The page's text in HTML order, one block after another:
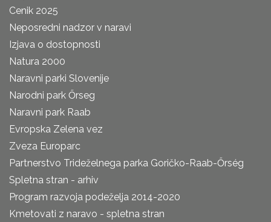
Cenik 2025
Neposredni nadzor v naravi
Izjava o dostopnosti
Natura 2000
Naravni parki Slovenije
Narodni park Őrseg
Naravni park Raab
Evropska Zelena vez
Zveza Europarc
Partnerstvo Trideželnega parka Goričko-Raab-Őrség
Spletna stran - arhiv
Program razvoja podeželja 2014-2020
Kmetovati z naravo - spletna stran